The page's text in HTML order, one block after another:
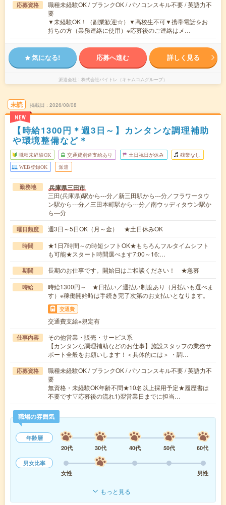
応募資格
職種未経験OK / ブランクOK / パソコンスキル不要 / 英語力不
要
▼未経験OK！（副業歓迎☆）▼高校生不可▼携帯電話をお
持ちの方（業務連絡に使用）※応募後のご連絡はメ…
気になる! 応募へ進む 詳しく見る
派遣会社 株式会社バイトレ（キャムコムグループ）
未読
NEW
掲載日 2026/08/08
【時給1300円＊週3日～】カンタンな調理補助
や環境整備など＊
職種未経験OK 交通費別途支給あり 土日祝日が休み 残業なし
WEB登録OK 派遣
勤務地 兵庫県三田市
三田(兵庫県)駅から---分／新三田駅から---分／フラワータウ
ン駅から---分／三田本町駅から---分／南ウッディタウン駅か
ら---分
曜日頻度 週3日～5日OK（月～金） ★土日休みOK
時間
★1日7時間～の時短シフトOK★もちろんフルタイムシフト
も可能★スタート時間選べます7:00～16:…
期間 長期のお仕事です。開始日はご相談ください！ ★急募
時給
時給1300円～ ★日払い／週払い制度あり（月払いも選べま
す）※稼働開始時は手続き完了次第のお支払いとなります。
交通費
交通費支給※規定有
仕事内容
その他営業・販売・サービス系
【カンタンな調理補助などのお仕事】施設スタッフの業務サ
ポート全般をお願いします！＜具体的には＞ ・調…
応募資格
職種未経験OK / ブランクOK / パソコンスキル不要 / 英語力不
要
無資格・未経験OK年齢不問★10名以上採用予定★履歴書は
不要です▽応募後の流れ1)翌営業日までに担当…
職場の雰囲気
年齢層
20代
30代 40代 50代
60代
男女比率
女性
男性
もっと見る